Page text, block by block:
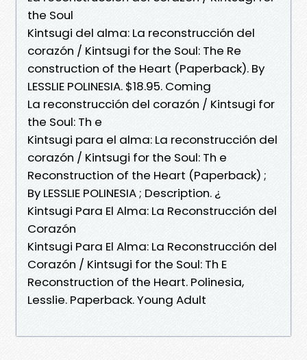
the Soul
Kintsugi del alma: La reconstrucción del
corazón / Kintsugi for the Soul: The Re
construction of the Heart (Paperback). By
LESSLIE POLINESIA. $18.95. Coming
La reconstrucción del corazón / Kintsugi for
the Soul: Th e
Kintsugi para el alma: La reconstrucción del
corazón / Kintsugi for the Soul: Th e
Reconstruction of the Heart (Paperback) ;
By LESSLIE POLINESIA ; Description. ¿
Kintsugi Para El Alma: La Reconstrucción del
Corazón
Kintsugi Para El Alma: La Reconstrucción del
Corazón / Kintsugi for the Soul: Th E
Reconstruction of the Heart. Polinesia,
Lesslie. Paperback. Young Adult